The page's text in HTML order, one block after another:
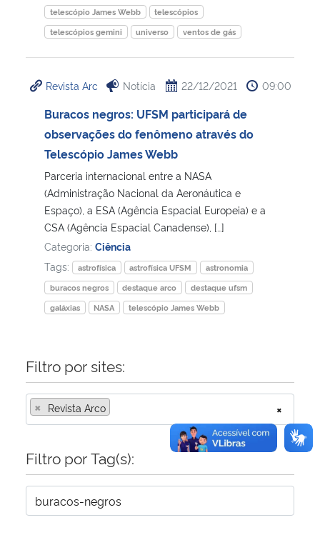
Controladoria-Geral da União
Secretaria-Geral
Secretaria de Governo
Advocacia-Geral da União
Banco Central do Brasil
telescópio James Webb
telescópios
telescópios gemini
universo ventos de gás
Revista Arc Notícia 22/12/2021 09:00
Buracos negros: UFSM participará de
observações do fenômeno através do
Telescópio James Webb
Parceria internacional entre a NASA
(Administração Nacional da Aeronáutica e
Espaço), a ESA (Agência Espacial Europeia) e a
CSA (Agência Espacial Canadense), […]
Categoria: Ciência
Tags:
astrofísica astrofísica UFSM
astronomia
buracos negros
destaque arco
destaque ufsm
galáxias
NASA telescópio James Webb
Filtro por sites:
×
× Revista Arco
Filtro por Tag(s):